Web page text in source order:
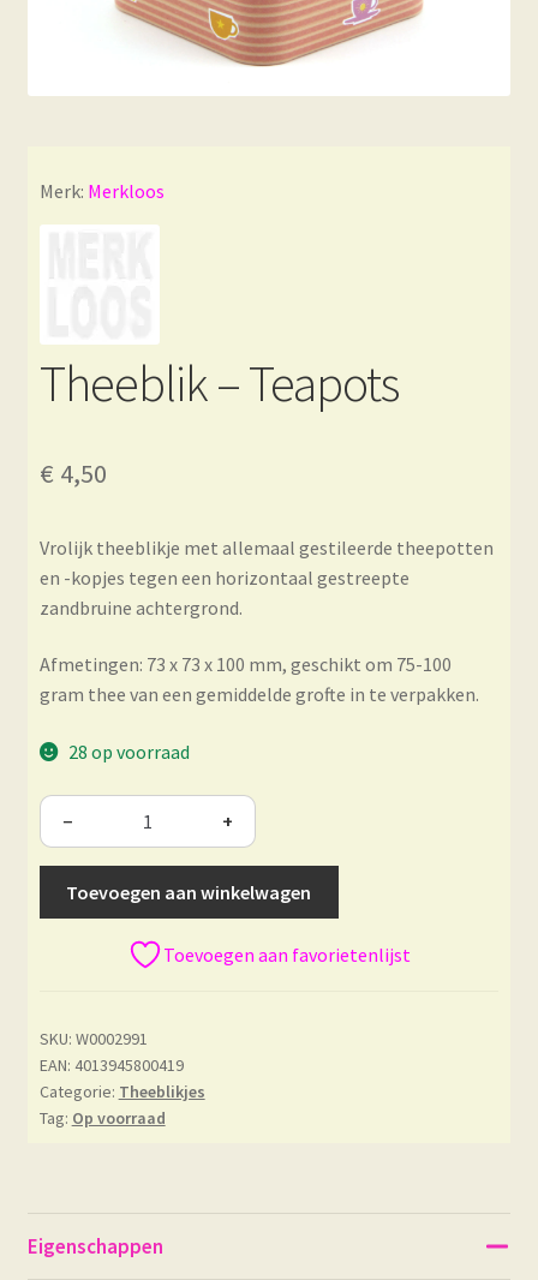
Merk: Merkloos
Theeblik – Teapots
€ 4,50
Vrolijk theeblikje met allemaal gestileerde theepotten
en -kopjes tegen een horizontaal gestreepte
zandbruine achtergrond.
Afmetingen: 73 x 73 x 100 mm, geschikt om 75-100
gram thee van een gemiddelde grofte in te verpakken.
28 op voorraad
− +
Toevoegen aan winkelwagen
Toevoegen aan favorietenlijst
SKU: W0002991
EAN: 4013945800419
Categorie: Theeblikjes
Tag: Op voorraad
Eigenschappen